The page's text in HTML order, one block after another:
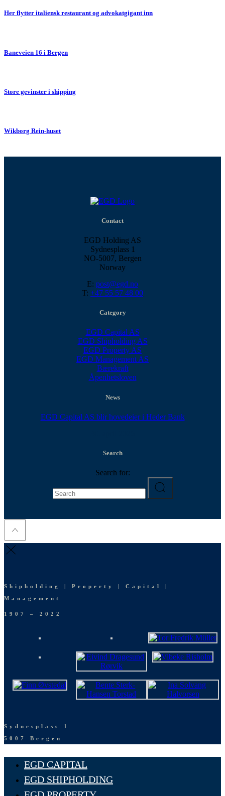
Her flytter italiensk restaurant og advokatgigant inn
Baneveien 16 i Bergen
Store gevinster i shipping
Wikborg Rein-huset
Contact
EGD Holding AS
Sydnesplass 1
NO-5007, Bergen
Norway
E: post@egd.no
T: +47 55 57 48 00
Category
EGD Capital AS
EGD Shipholding AS
EGD Property AS
EGD Management AS
Bærekraft
Åpenhetsloven
News
EGD Capital AS blir hovedeier i Heder Bank
Search
Search for:
Shipholding | Property | Capital |
Management
1907 – 2022
Sydnesplass 1
5007 Bergen
EGD CAPITAL
EGD SHIPHOLDING